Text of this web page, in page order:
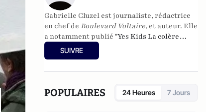
Gabrielle Cluzel est journaliste, rédactrice
en chef de Boulevard Voltaire, et auteur. Elle
a notamment publié "Yes Kids La colère
d'une mère face aux nouveaux diktats de la
famille" aux éditions Fayard et "Adieu
SUIVRE
POPULAIRES 24 Heures 7 Jours